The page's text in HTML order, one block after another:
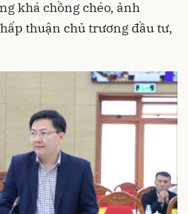
khá chồng chéo, ảnh
thuận chủ trương đầu tư,